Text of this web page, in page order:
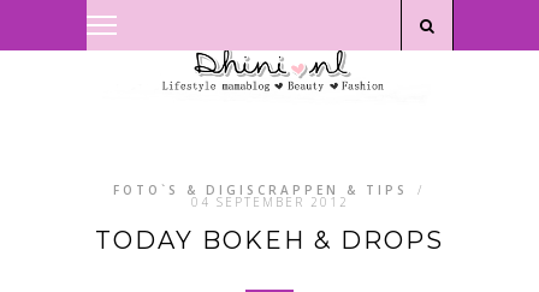
FOTO`S & DIGISCRAPPEN & TIPS /
04 SEPTEMBER 2012
TODAY BOKEH & DROPS